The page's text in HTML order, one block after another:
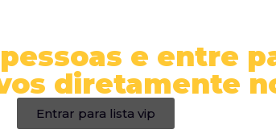
e entre
diretamente
Entrar para lista vip